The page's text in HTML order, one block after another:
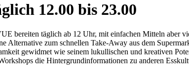
12.00 bis 23.00
bereiten täglich ab 12 Uhr, mit einfachen Mitteln aber
zum schnellen Take-Away aus dem
gewidmet wie seinem lukullischen und kreativen
die Hinter­grund­infor­mationen zu anderen